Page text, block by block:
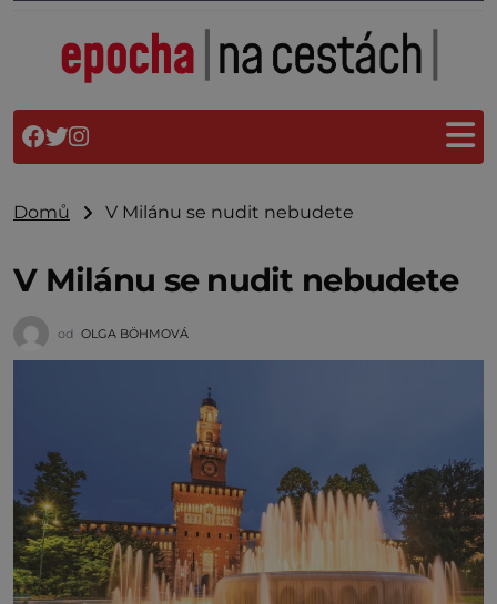
Domů V Milánu se nudit nebudete
V Milánu se nudit nebudete
od OLGA BÖHMOVÁ